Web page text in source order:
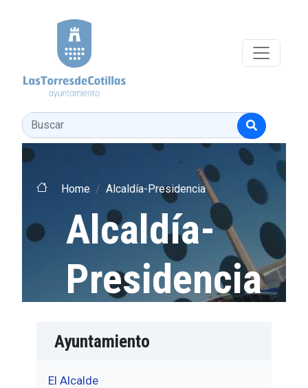
Buscar
Home Alcaldía-Presidencia
Alcaldía-
Presidencia
Ayuntamiento
El Alcalde